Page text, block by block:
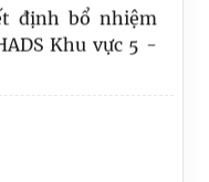
Khu vực 5 -